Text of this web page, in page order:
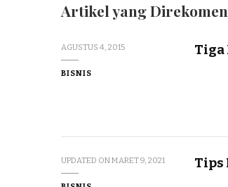
Artikel yang
AGUSTUS 4, 2015
BISNIS
UPDATED ONMARET 9, 2021 Tips